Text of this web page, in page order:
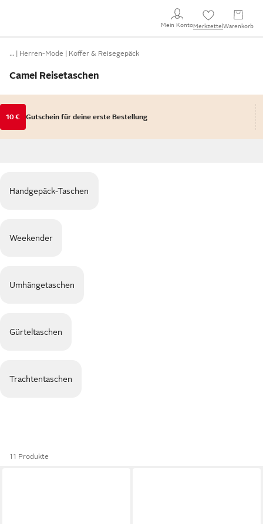
Mein KontoMerkzettel Warenkorb
… Herren-Mode Koffer & Reisegepäck
Camel Reisetaschen
10 € Gutschein für deine erste Bestellung
Handgepäck-Taschen
Weekender
Umhängetaschen
Gürteltaschen
Trachtentaschen
11 Produkte